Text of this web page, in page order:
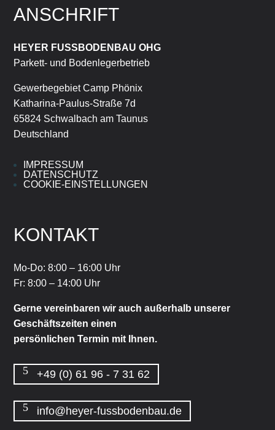
ANSCHRIFT
HEYER FUSSBODENBAU OHG
Parkett- und Bodenlegerbetrieb
Gewerbegebiet Camp Phönix
Katharina-Paulus-Straße 7d
65824 Schwalbach am Taunus
Deutschland
IMPRESSUM
DATENSCHUTZ
COOKIE-EINSTELLUNGEN
KONTAKT
Mo-Do: 8:00 – 16:00 Uhr
Fr: 8:00 – 14:00 Uhr
Gerne vereinbaren wir auch außerhalb unserer
Geschäftszeiten einen
persönlichen Termin mit Ihnen.
+49 (0) 61 96 - 7 31 62
info@heyer-fussbodenbau.de